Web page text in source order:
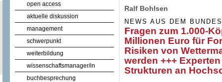
open access
aktuelle diskussion
management
schwerpunkt
weiterbildung
wissenschaftsmanager/in
buchbesprechung
Ralf Bohlsen
NEWS AUS DEM
Fragen zum 1.000-
Millionen Euro für
Risiken von
werden +++
Strukturen an